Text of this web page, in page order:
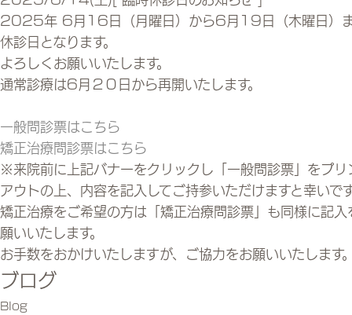
2025年 6月16日（月曜日）から6月19日（木曜日）
休診日となります。
よろしくお願いいたします。
通常診療は6月２０日から再開いたします。
一般問診票はこちら
矯正治療問診票はこちら
※来院前に上記バナーをクリックし「一般問診票」をプリ
アウトの上、内容を記入してご持参いただけますと幸いで
矯正治療をご希望の方は「矯正治療問診票」も同様に記入
願いいたします。
お手数をおかけいたしますが、ご協力をお願いいたします
ブログ
Blog